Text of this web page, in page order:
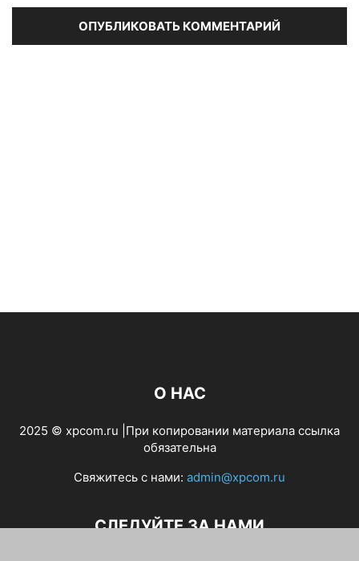
О НАС
2025 © xpcom.ru |При копировании материала ссылка
обязательна
Свяжитесь с нами: admin@xpcom.ru
СЛЕДУЙТЕ ЗА НАМИ